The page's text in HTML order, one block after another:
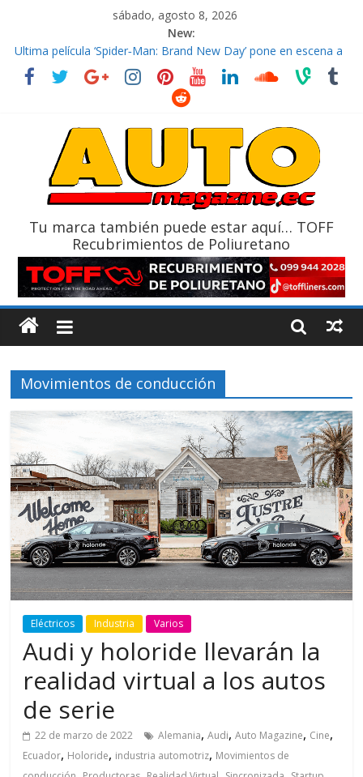
sábado, agosto 8, 2026
New:
El costo de tener un vehículo gana protagonismo a la hora de
decidir
Ultima película ‘Spider‑Man: Brand New Day’ pone en escena a
La Vuelta al Ecuador 2026, edición 47ª, recorre 7 provincias en 8
La FEDAK recibe 12 Sinotruk Bolden para cubrir las rutas de La
Tu marca también puede estar aquí… TOFF
Recubrimientos de Poliuretano
Movimientos de conducción
Eléctricos Industria Varios
Audi y holoride llevarán la
realidad virtual a los autos
de serie
22 de marzo de 2022 Alemania,Audi,Auto Magazine, Cine,
Ecuador, Holoride, industria automotriz, Movimientos de